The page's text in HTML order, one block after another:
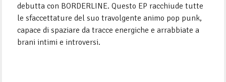
debutta con BORDERLINE. Questo EP racchiude tutte
le sfaccettature del suo travolgente animo pop punk,
capace di spaziare da tracce energiche e arrabbiate a
brani intimi e introversi.